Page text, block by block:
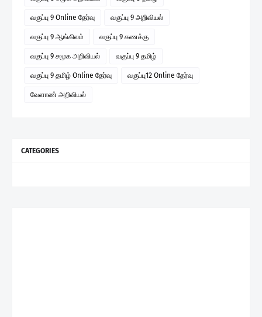
வகுப்பு 9 Online தேர்வு வகுப்பு 9 அறிவியல்
வகுப்பு 9 ஆங்கிலம் வகுப்பு 9 கணக்கு
வகுப்பு 9 சமூக அறிவியல் வகுப்பு 9 தமிழ்
வகுப்பு 9 தமிழ் Online தேர்வு வகுப்பு12 Online தேர்வு
வேளாண் அறிவியல்
CATEGORIES